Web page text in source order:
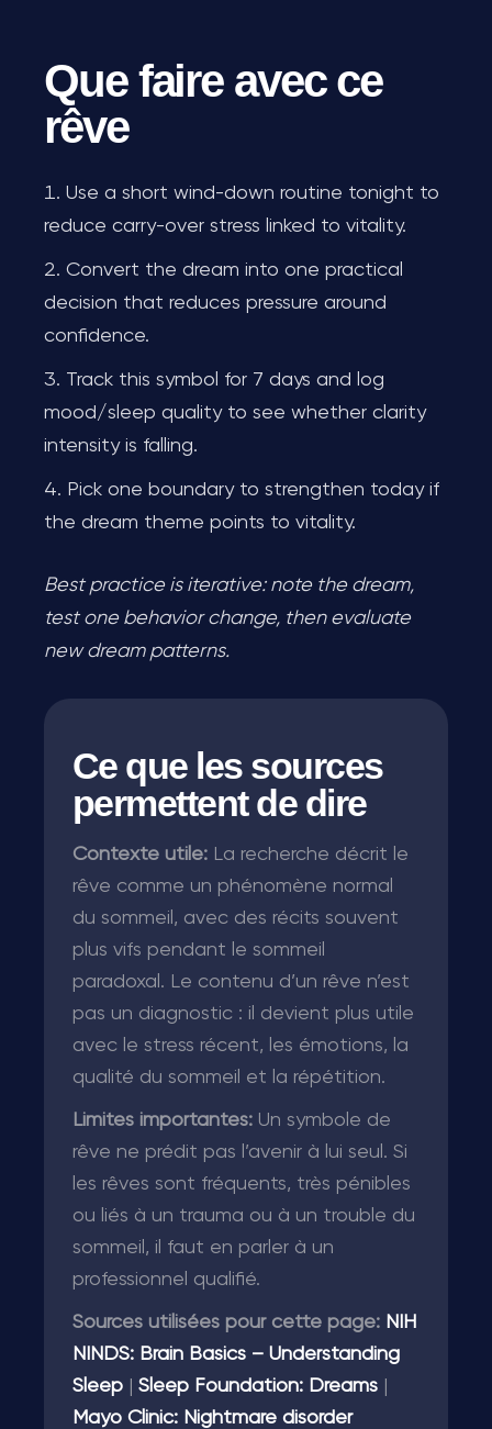
Que faire avec ce
rêve
Use a short wind-down routine tonight to
reduce carry-over stress linked to vitality.
Convert the dream into one practical
decision that reduces pressure around
confidence.
Track this symbol for 7 days and log
mood/sleep quality to see whether clarity
intensity is falling.
Pick one boundary to strengthen today if
the dream theme points to vitality.
Best practice is iterative: note the dream,
test one behavior change, then evaluate
new dream patterns.
Ce que les sources
permettent de dire
Contexte utile: La recherche décrit le
rêve comme un phénomène normal
du sommeil, avec des récits souvent
plus vifs pendant le sommeil
paradoxal. Le contenu d’un rêve n’est
pas un diagnostic : il devient plus utile
avec le stress récent, les émotions, la
qualité du sommeil et la répétition.
Limites importantes: Un symbole de
rêve ne prédit pas l’avenir à lui seul. Si
les rêves sont fréquents, très pénibles
ou liés à un trauma ou à un trouble du
sommeil, il faut en parler à un
professionnel qualifié.
Sources utilisées pour cette page: NIH
NINDS: Brain Basics – Understanding
Sleep
Sleep Foundation: Dreams
Mayo Clinic: Nightmare disorder